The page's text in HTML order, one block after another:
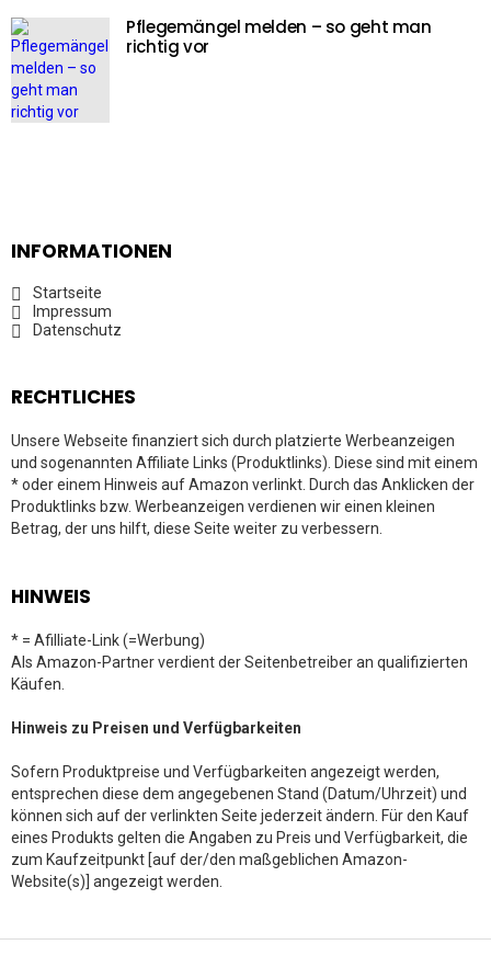
Pflegemängel melden – so geht man
richtig vor
INFORMATIONEN
Startseite
Impressum
Datenschutz
RECHTLICHES
Unsere Webseite finanziert sich durch platzierte Werbeanzeigen
und sogenannten Affiliate Links (Produktlinks). Diese sind mit einem
* oder einem Hinweis auf Amazon verlinkt. Durch das Anklicken der
Produktlinks bzw. Werbeanzeigen verdienen wir einen kleinen
Betrag, der uns hilft, diese Seite weiter zu verbessern.
HINWEIS
* = Afilliate-Link (=Werbung)
Als Amazon-Partner verdient der Seitenbetreiber an qualifizierten
Käufen.
Hinweis zu Preisen und Verfügbarkeiten
Sofern Produktpreise und Verfügbarkeiten angezeigt werden,
entsprechen diese dem angegebenen Stand (Datum/Uhrzeit) und
können sich auf der verlinkten Seite jederzeit ändern. Für den Kauf
eines Produkts gelten die Angaben zu Preis und Verfügbarkeit, die
zum Kaufzeitpunkt [auf der/den maßgeblichen Amazon-
Website(s)] angezeigt werden.